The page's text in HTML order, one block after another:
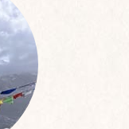
jer.
et